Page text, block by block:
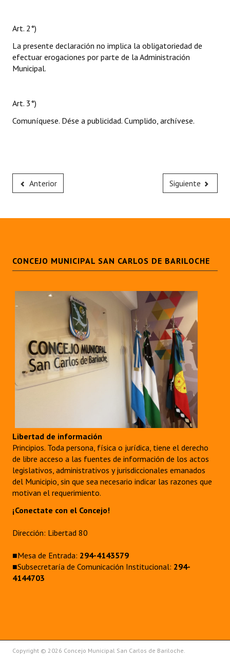
Art. 2°)
La presente declaración no implica la obligatoriedad de
efectuar erogaciones por parte de la Administración
Municipal.
Art. 3°)
Comuníquese. Dése a publicidad. Cumplido, archívese.
Anterior Siguiente
CONCEJO MUNICIPAL SAN CARLOS DE BARILOCHE
Libertad de información
Principios. Toda persona, física o jurídica, tiene el derecho
de libre acceso a las fuentes de información de los actos
legislativos, administrativos y jurisdiccionales emanados
del Municipio, sin que sea necesario indicar las razones que
motivan el requerimiento.
¡Conectate con el Concejo!
Dirección: Libertad 80
■Mesa de Entrada: 294-4143579
■Subsecretaría de Comunicación Institucional: 294-
4144703
Copyright © 2026 Concejo Municipal San Carlos de Bariloche.